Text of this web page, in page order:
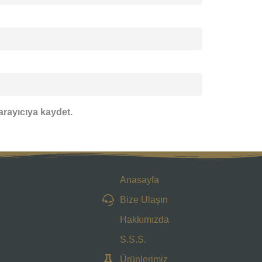
kaydet.
Anasayfa
Bize Ulaşın
Hakkımızda
S.S.S.
Ürünlerimiz